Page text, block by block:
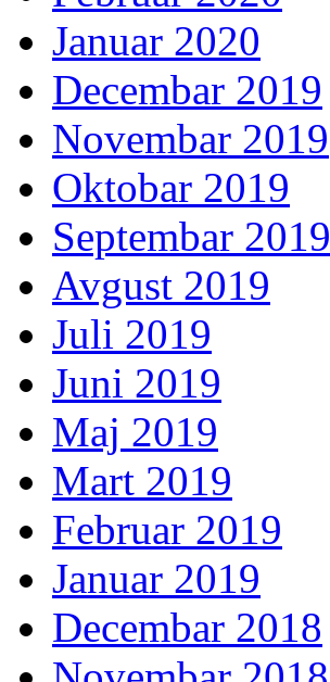
Januar 2020
Decembar 2019
Novembar 2019
Oktobar 2019
Septembar 2019
Avgust 2019
Juli 2019
Juni 2019
Maj 2019
Mart 2019
Februar 2019
Januar 2019
Decembar 2018